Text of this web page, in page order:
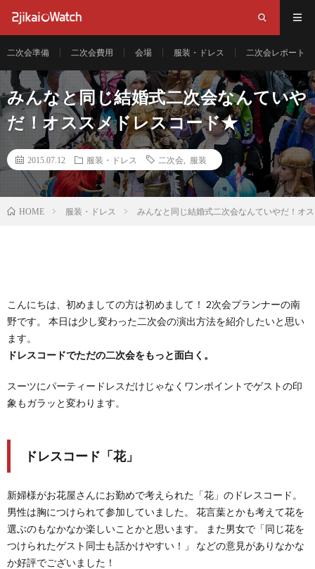
二次会準備 二次会費用 会場 服装・ドレス 二次会レポート
みんなと同じ結婚式二次会なんていや
だ！オススメドレスコード★
2015.07.12 服装・ドレス 二次会 服装
HOME 服装・ドレス みんなと同じ結婚式二次会なんていやだ！オ
こんにちは、初めましての方は初めまして！ 2次会プランナーの南
野です。 本日は少し変わった二次会の演出方法を紹介したいと思い
ます。
ドレスコードでただの二次会をもっと面白く。
スーツにパーティードレスだけじゃなくワンポイントでゲストの印
象もガラッと変わります。
ドレスコード「花」
新婦様がお花屋さんにお勤めで考えられた「花」のドレスコード。
男性は胸につけられて参加していました。 花言葉とかも考えて花を
選ぶのもなかなか楽しいことかと思います。 また男女で「同じ花を
つけられたゲスト同士も話かけやすい！」 などの意見がありなかな
か好評でございました！